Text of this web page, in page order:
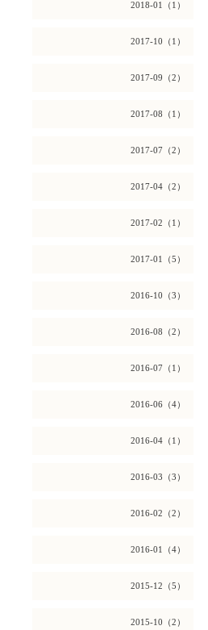
2018-01（1）
2017-10（1）
2017-09（2）
2017-08（1）
2017-07（2）
2017-04（2）
2017-02（1）
2017-01（5）
2016-10（3）
2016-08（2）
2016-07（1）
2016-06（4）
2016-04（1）
2016-03（3）
2016-02（2）
2016-01（4）
2015-12（5）
2015-10（2）